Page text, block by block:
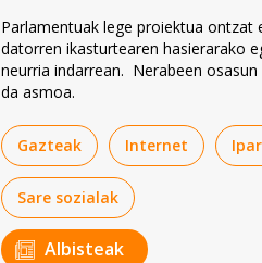
Parlamentuak lege proiektua ontzat
datorren ikasturtearen hasierarako
neurria indarrean. Nerabeen
da asmoa.
Gazteak Internet
Sare sozialak
Albisteak